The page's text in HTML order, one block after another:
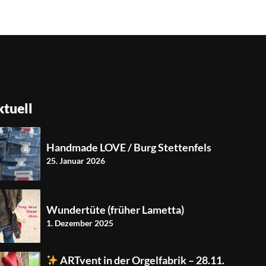
Handmade LOVE / Burg Stettenfels
25. Januar 2026
Wundertüte (früher Lametta)
1. Dezember 2025
ARTvent in der Orgelfabrik – 28.11.